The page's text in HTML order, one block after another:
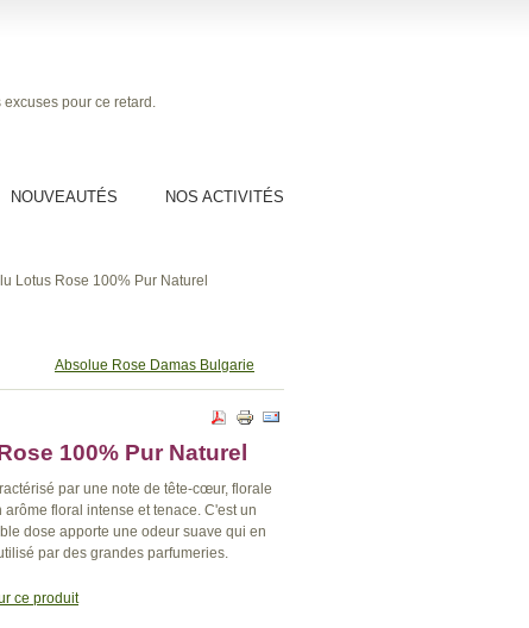
pour ce retard.
NOUVEAUTÉS NOS ACTIVITÉS
Lotus Rose 100% Pur Naturel
Absolue Rose Damas Bulgarie
100% Pur Naturel
par une note de tête-cœur, florale
floral intense et tenace. C'est un
dose apporte une odeur suave qui en
par des grandes parfumeries.
ce produit